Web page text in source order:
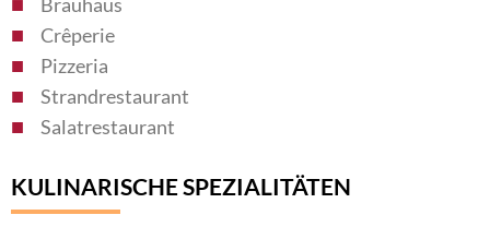
Crêperie
Pizzeria
Strandrestaurant
Salatrestaurant
KULINARISCHE SPEZIALITÄTEN